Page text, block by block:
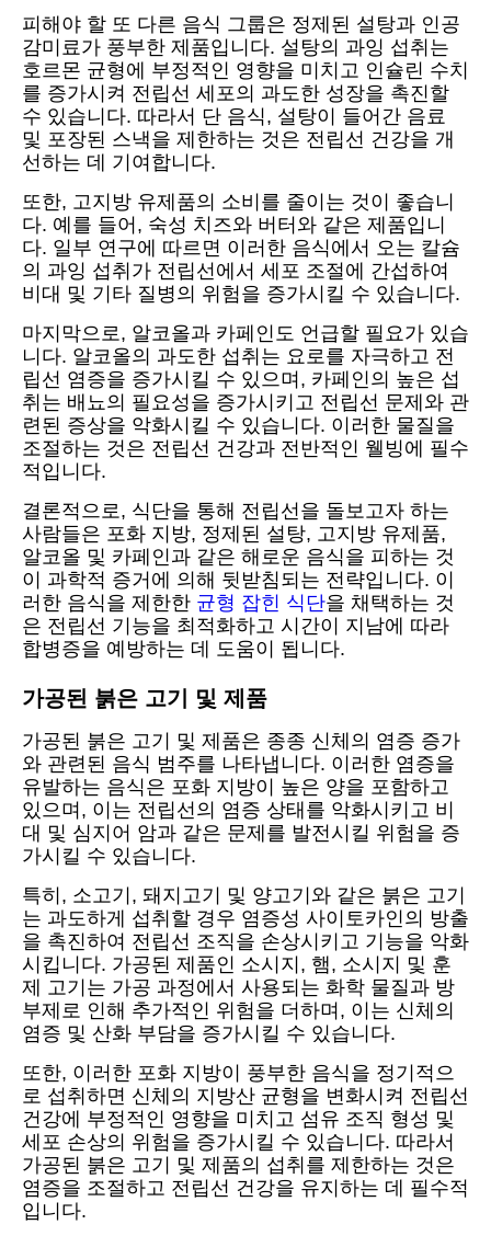
피해야 할 또 다른 음식 그룹은 정제된 설탕과 인공
감미료가 풍부한 제품입니다. 설탕의 과잉 섭취는
호르몬 균형에 부정적인 영향을 미치고 인슐린 수치
를 증가시켜 전립선 세포의 과도한 성장을 촉진할
수 있습니다. 따라서 단 음식, 설탕이 들어간 음료
및 포장된 스낵을 제한하는 것은 전립선 건강을 개
선하는 데 기여합니다.
또한, 고지방 유제품의 소비를 줄이는 것이 좋습니
다. 예를 들어, 숙성 치즈와 버터와 같은 제품입니
다. 일부 연구에 따르면 이러한 음식에서 오는 칼슘
의 과잉 섭취가 전립선에서 세포 조절에 간섭하여
비대 및 기타 질병의 위험을 증가시킬 수 있습니다.
마지막으로, 알코올과 카페인도 언급할 필요가 있습
니다. 알코올의 과도한 섭취는 요로를 자극하고 전
립선 염증을 증가시킬 수 있으며, 카페인의 높은 섭
취는 배뇨의 필요성을 증가시키고 전립선 문제와 관
련된 증상을 악화시킬 수 있습니다. 이러한 물질을
조절하는 것은 전립선 건강과 전반적인 웰빙에 필수
적입니다.
결론적으로, 식단을 통해 전립선을 돌보고자 하는
사람들은 포화 지방, 정제된 설탕, 고지방 유제품,
알코올 및 카페인과 같은 해로운 음식을 피하는 것
이 과학적 증거에 의해 뒷받침되는 전략입니다. 이
러한 음식을 제한한 균형 잡힌 식단을 채택하는 것
은 전립선 기능을 최적화하고 시간이 지남에 따라
합병증을 예방하는 데 도움이 됩니다.
가공된 붉은 고기 및 제품
가공된 붉은 고기 및 제품은 종종 신체의 염증 증가
와 관련된 음식 범주를 나타냅니다. 이러한 염증을
유발하는 음식은 포화 지방이 높은 양을 포함하고
있으며, 이는 전립선의 염증 상태를 악화시키고 비
대 및 심지어 암과 같은 문제를 발전시킬 위험을 증
가시킬 수 있습니다.
특히, 소고기, 돼지고기 및 양고기와 같은 붉은 고기
는 과도하게 섭취할 경우 염증성 사이토카인의 방출
을 촉진하여 전립선 조직을 손상시키고 기능을 악화
시킵니다. 가공된 제품인 소시지, 햄, 소시지 및 훈
제 고기는 가공 과정에서 사용되는 화학 물질과 방
부제로 인해 추가적인 위험을 더하며, 이는 신체의
염증 및 산화 부담을 증가시킬 수 있습니다.
또한, 이러한 포화 지방이 풍부한 음식을 정기적으
로 섭취하면 신체의 지방산 균형을 변화시켜 전립선
건강에 부정적인 영향을 미치고 섬유 조직 형성 및
세포 손상의 위험을 증가시킬 수 있습니다. 따라서
가공된 붉은 고기 및 제품의 섭취를 제한하는 것은
염증을 조절하고 전립선 건강을 유지하는 데 필수적
입니다.